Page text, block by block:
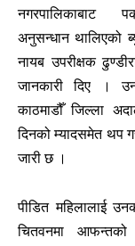
नगरपालिकाबाट
अनुसन्धान थालिएको
नायब उपरीक्षक
जानकारी दिए ।
काठमाडौँ जिल्ला
दिनको म्यादसमेत थप
जारी छ ।
पीडित महिलालाई
चितवनमा